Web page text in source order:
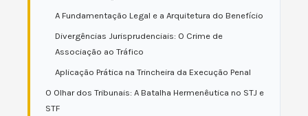
A Fundamentação Legal e a Arquitetura do Benefício
Divergências Jurisprudenciais: O Crime de
Associação ao Tráfico
Aplicação Prática na Trincheira da Execução Penal
O Olhar dos Tribunais: A Batalha Hermenêutica no STJ e
STF